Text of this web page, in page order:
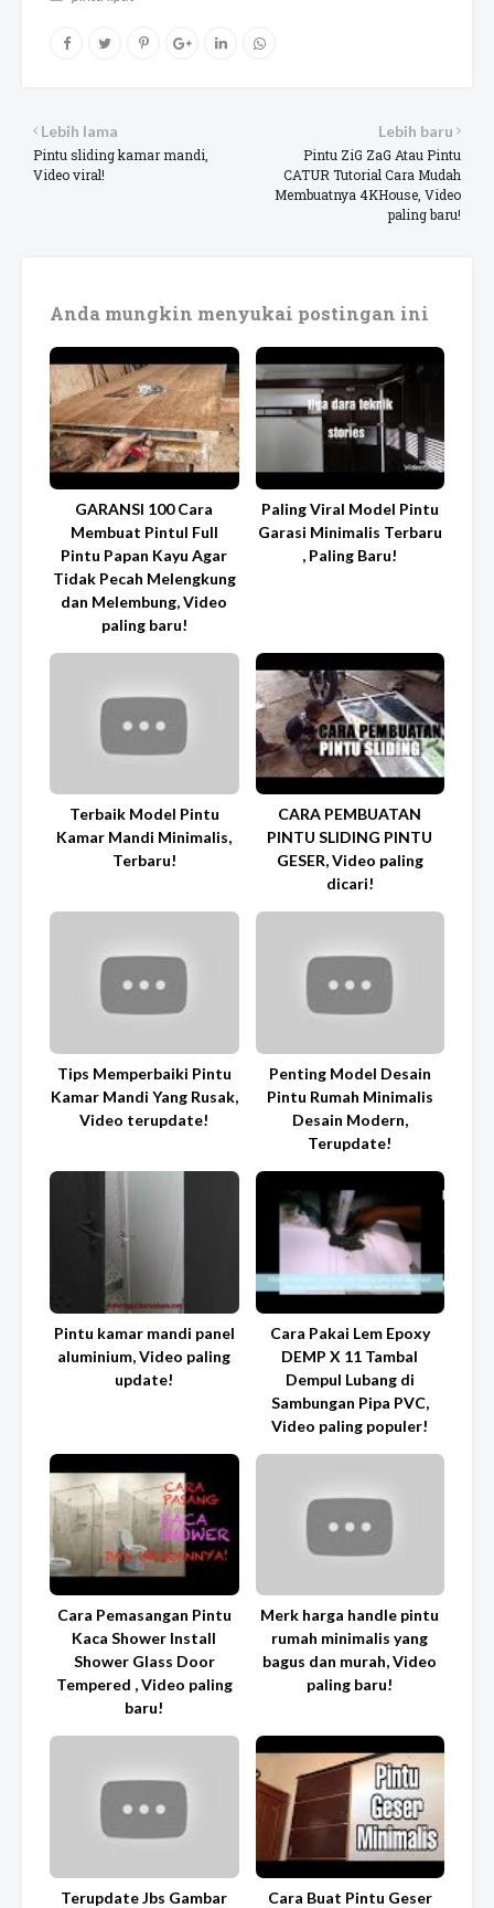
Lebih baru
Pintu ZiG ZaG Atau Pintu
CATUR Tutorial Cara Mudah
Membuatnya 4KHouse, Video
paling baru!
Lebih lama
Pintu sliding kamar mandi,
Video viral!
Anda mungkin menyukai postingan ini
GARANSI 100 Cara
Membuat Pintul Full
Pintu Papan Kayu Agar
Tidak Pecah Melengkung
dan Melembung, Video
paling baru!
Paling Viral Model Pintu
Garasi Minimalis Terbaru
, Paling Baru!
Terbaik Model Pintu
Kamar Mandi Minimalis,
Terbaru!
CARA PEMBUATAN
PINTU SLIDING PINTU
GESER, Video paling
dicari!
Tips Memperbaiki Pintu
Kamar Mandi Yang Rusak,
Video terupdate!
Penting Model Desain
Pintu Rumah Minimalis
Desain Modern,
Terupdate!
Pintu kamar mandi panel
aluminium, Video paling
update!
Cara Pakai Lem Epoxy
DEMP X 11 Tambal
Dempul Lubang di
Sambungan Pipa PVC,
Video paling populer!
Cara Pemasangan Pintu
Kaca Shower Install
Shower Glass Door
Tempered , Video paling
baru!
Merk harga handle pintu
rumah minimalis yang
bagus dan murah, Video
paling baru!
Terupdate Jbs Gambar
Cara Buat Pintu Geser